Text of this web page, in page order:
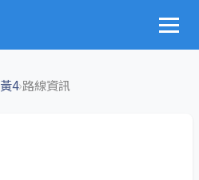
黃4›路線資訊